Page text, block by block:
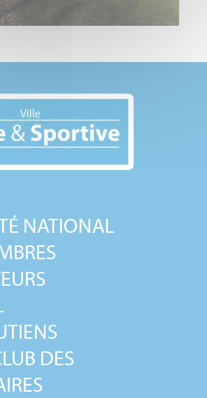
NATIONAL
DES